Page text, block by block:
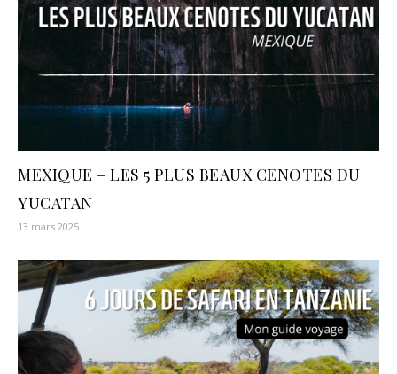
MEXIQUE – LES 5 PLUS BEAUX CENOTES DU
YUCATAN
13 mars 2025